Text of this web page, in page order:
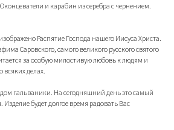
и карабин из серебра с чернением.
Распятие Господа нашего Иисуса Христа.
Саровского, самого великого русского святого
за особую милостивую любовь к людям и
делах.
гальваники. На сегодняшний день это самый
будет долгое время радовать Вас